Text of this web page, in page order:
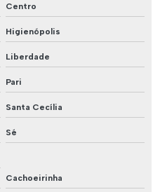
Centro
Higienópolis
Liberdade
Pari
Santa Cecília
Sé
Cachoeirinha